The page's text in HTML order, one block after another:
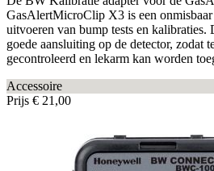
GasAlertMicroClip X3 is een onmisbaar
uitvoeren van bump tests en kalibraties.
goede aansluiting op de detector, zodat
gecontroleerd en lekarm kan worden
Accessoire
Prijs € 21,00